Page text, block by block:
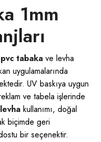
1mm
pvc tabaka ve levha
uygulamalarında
UV baskıya uygun
ve tabela işlerinde
kullanımı, doğal
biçimde geri
bir seçenektir.